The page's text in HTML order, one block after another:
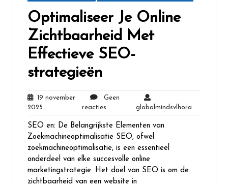
Optimaliseer Je Online
Zichtbaarheid Met
Effectieve SEO-
strategieën
19 november
2025
november
2025
Geen
reacties
reacties
globalmindsvlhora
SEO en: De Belangrijkste Elementen van
Zoekmachineoptimalisatie SEO, ofwel
zoekmachineoptimalisatie, is een essentieel
onderdeel van elke succesvolle online
marketingstrategie. Het doel van SEO is om de
zichtbaarheid van een website in